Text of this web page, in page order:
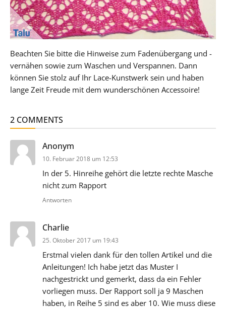
Beachten Sie bitte die Hinweise zum Fadenübergang und -
vernähen sowie zum Waschen und Verspannen. Dann
können Sie stolz auf Ihr Lace-Kunstwerk sein und haben
lange Zeit Freude mit dem wunderschönen Accessoire!
2 COMMENTS
Anonym
10. Februar 2018 um 12:53
In der 5. Hinreihe gehört die letzte rechte Masche
nicht zum Rapport
Antworten
Charlie
25. Oktober 2017 um 19:43
Erstmal vielen dank für den tollen Artikel und die
Anleitungen! Ich habe jetzt das Muster I
nachgestrickt und gemerkt, dass da ein Fehler
vorliegen muss. Der Rapport soll ja 9 Maschen
haben, in Reihe 5 sind es aber 10. Wie muss diese